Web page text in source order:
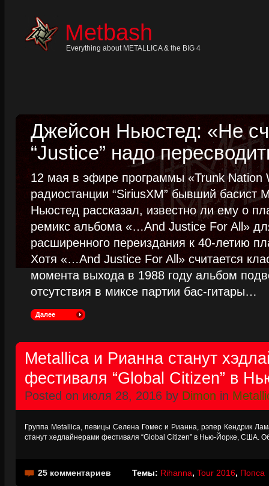
Metbash
Everything about METALLICA & the BIG 4
Джейсон Ньюстед: «Не
“Justice” надо
12 мая в эфире программы «Trunk Nation
радиостанции “SiriusXM” бывший басист
Ньюстед рассказал, известно ли ему о
ремикс альбома «…And Justice For All»
расширенного переиздания к 40-летию
Хотя «…And Justice For All» считается
момента выхода в 1988 году альбом
отсутствия в миксе партии бас-гитары…
Далее
Metallica и Рианна станут
фестиваля “Global Citizen” в
Posted on июля 28, 2016 by Dimon in
Группа Metallica, певицы Селена Гомес и Рианна, рэпер Кендрик
станут хедлайнерами фестиваля “Global Citizen” в Нью-Йорке, США.
25 комментариев Темы: Rihanna, Tour 2016, Попса